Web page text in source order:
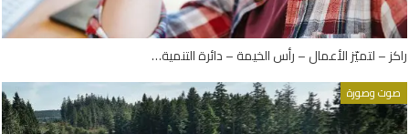
راكز – لتميّز الأعمال – رأس الخيمة – دائرة التنمية…
صوت وصورة